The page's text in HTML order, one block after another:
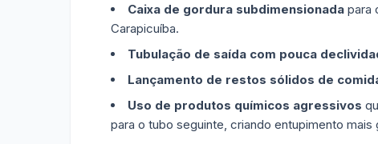
Caixa de gordura subdimensionadapara
Carapicuíba.
Tubulação de saída com pouca
Lançamento de restos sólidos de
Uso de produtos químicos agressivos
para o tubo seguinte, criando entupimento mais